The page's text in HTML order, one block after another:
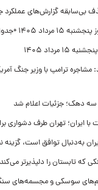
۱۴۰۵ +جدول
مرداد ۱۴۰۵
ترامپ با وزیر جنگ
سه دهک؛ جزئیات اعلام شد
ایران؛ تهران طرف دشواری
به‌دنبال توافق است،
تابستان را دلپذیرتر می‌کند
سوسکی و مجسمه‌های